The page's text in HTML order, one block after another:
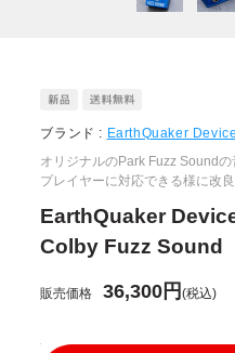
ブランド : EarthQuaker
オリジナルのPark Fuzz Sound
プレイヤーに対応できる様に改良
EarthQuaker
Colby Fuzz Sound
販売価格 36,300円(税込)